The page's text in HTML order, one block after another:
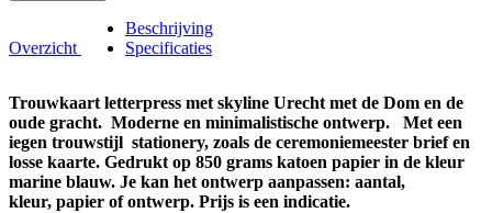
Overzicht
Beschrijving
Specificaties
Trouwkaart letterpress met skyline Urecht met de Dom en de
oude gracht. Moderne en minimalistische ontwerp. Met een
iegen trouwstijl stationery, zoals de ceremoniemeester brief en
losse kaarte. Gedrukt op 850 grams katoen papier in de kleur
marine blauw. Je kan het ontwerp aanpassen: aantal,
kleur, papier of ontwerp. Prijs is een indicatie.